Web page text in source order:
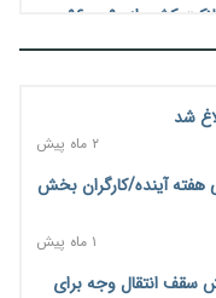
فشار اقتصادی در مسیر صعود؛ شاخص فلاکت کشور از ۹۰ به ۹۶
فین‌تک‌ها وارد میدان
۲ روز پیش
تحصیلات تکمیلی
۲ ماه پیش
هفته آینده/کارگران بخش
۱ ماه پیش
افزایش سقف انتقال وجه برای